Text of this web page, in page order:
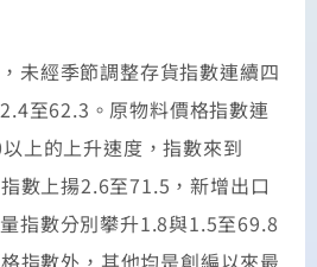
未經季節調整存貨指數連續四
至62.3。原物料價格指數連
上的上升速度，指數來到
數上揚2.6至71.5，新增出口
指數分別攀升1.8與1.5至69.8
指數外，其他均是創編以來最